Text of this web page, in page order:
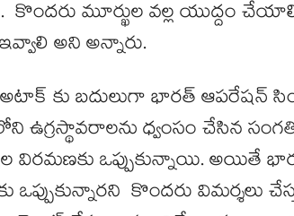
మూర్ఖుల వల్ల యుద్దం
అని అన్నారు.
కు బదులుగా భారత్ ఆపరేషన్
ఉగ్రస్థావరాలను ధ్వంసం చేసిన
విరమణకు ఒప్పుకున్నాయి. అయితే
ఒప్పుకున్నారని కొందరు విమర్శలు